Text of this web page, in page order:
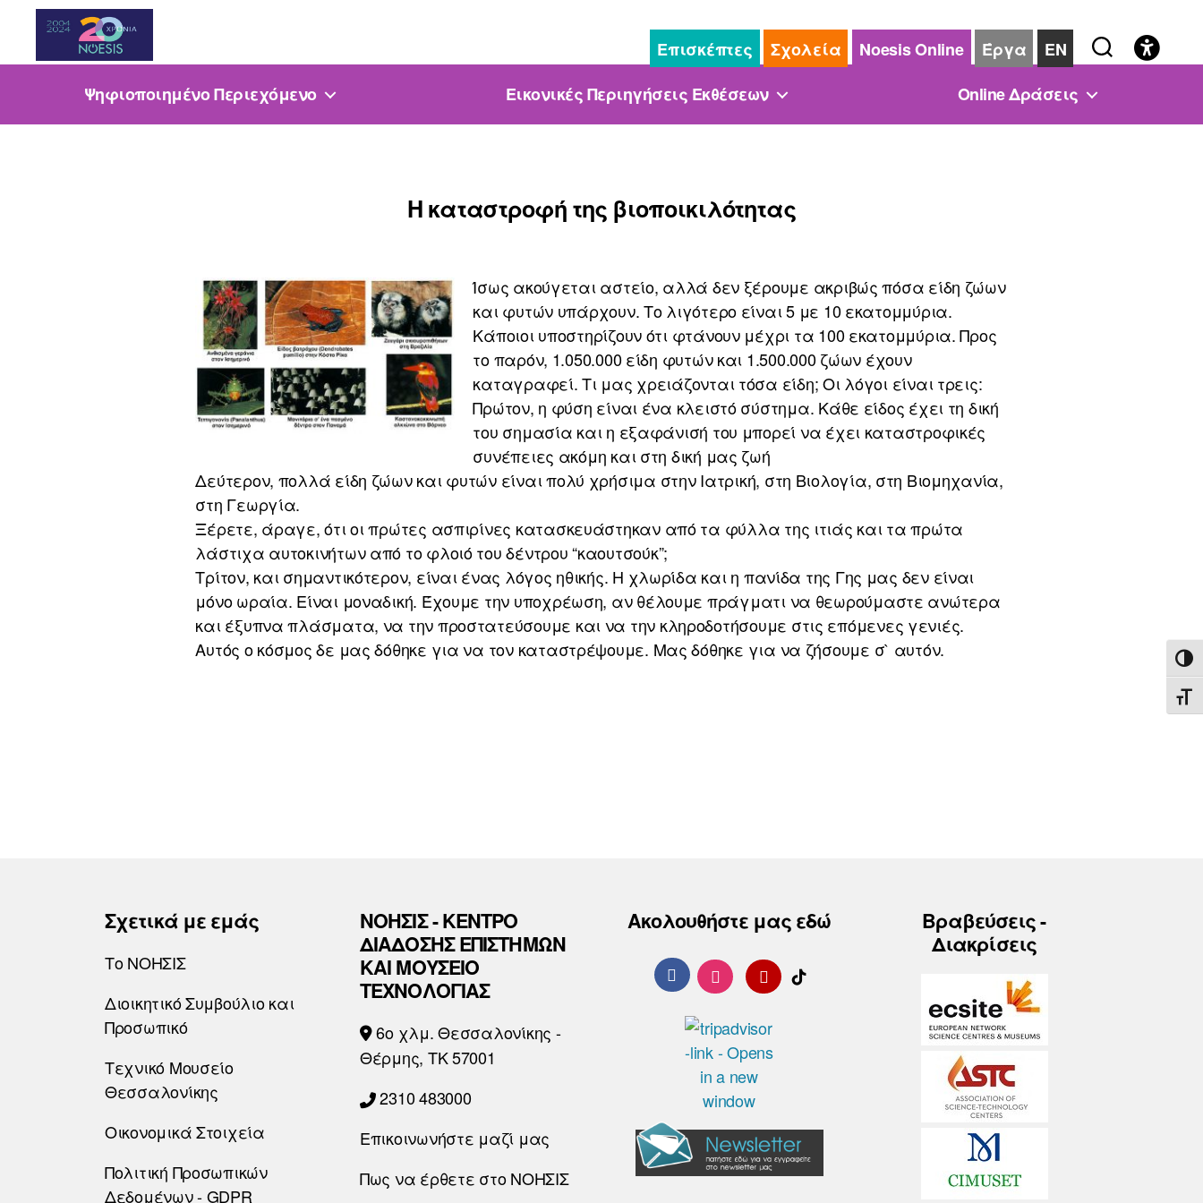
Noesis
Επισκέπτες Σχολεία Noesis Online Έργα
EN
Ψηφιοποιημένο Περιεχόμενο
Εικονικές Περιηγήσεις Εκθέσεων Online Δράσεις
Η καταστροφή της βιοποικιλότητας
Ίσως ακούγεται αστείο, αλλά δεν ξέρουμε ακριβώς πόσα είδη ζώων
και φυτών υπάρχουν. Το λιγότερο είναι 5 με 10 εκατομμύρια.
Κάποιοι υποστηρίζουν ότι φτάνουν μέχρι τα 100 εκατομμύρια. Προς
το παρόν, 1.050.000 είδη φυτών και 1.500.000 ζώων έχουν
καταγραφεί. Τι μας χρειάζονται τόσα είδη; Οι λόγοι είναι τρεις:
Πρώτον, η φύση είναι ένα κλειστό σύστημα. Κάθε είδος έχει τη δική
του σημασία και η εξαφάνισή του μπορεί να έχει καταστροφικές
συνέπειες ακόμη και στη δική μας ζωή
Δεύτερον, πολλά είδη ζώων και φυτών είναι πολύ χρήσιμα στην Ιατρική, στη Βιολογία, στη Βιομηχανία,
στη Γεωργία.
Ξέρετε, άραγε, ότι οι πρώτες ασπιρίνες κατασκευάστηκαν από τα φύλλα της ιτιάς και τα πρώτα
λάστιχα αυτοκινήτων από το φλοιό του δέντρου “καουτσούκ”;
Τρίτον, και σημαντικότερον, είναι ένας λόγος ηθικής. Η χλωρίδα και η πανίδα της Γης μας δεν είναι
μόνο ωραία. Είναι μοναδική. Έχουμε την υποχρέωση, αν θέλουμε πράγματι να θεωρούμαστε ανώτερα
και έξυπνα πλάσματα, να την προστατεύσουμε και να την κληροδοτήσουμε στις επόμενες γενιές.
Αυτός ο κόσμος δε μας δόθηκε για να τον καταστρέψουμε. Μας δόθηκε για να ζήσουμε σ` αυτόν.
Σχετικά με εμάς
Το ΝΟΗΣΙΣ
Διοικητικό Συμβούλιο και
Προσωπικό
Τεχνικό Μουσείο
Θεσσαλονίκης
Οικονομικά Στοιχεία
Πολιτική Προσωπικών
Δεδομένων - GDPR
ΝΟΗΣΙΣ - ΚΕΝΤΡΟ
ΔΙΑΔΟΣΗΣ ΕΠΙΣΤΗΜΩΝ
ΚΑΙ ΜΟΥΣΕΙΟ
ΤΕΧΝΟΛΟΓΙΑΣ
6o χλμ. Θεσσαλονίκης -
Θέρμης, ΤΚ 57001
2310 483000
Επικοινωνήστε μαζί μας
Πως να έρθετε στο ΝΟΗΣΙΣ
Ακολουθήστε μας εδώ
Βραβεύσεις -
Διακρίσεις